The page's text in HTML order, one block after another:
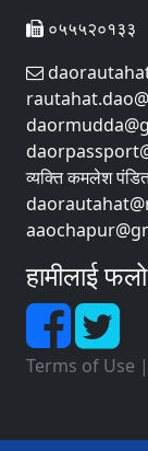
०५५५२०१३३
व्यक्ति कमलेश
हामीलाई
Terms of Use |